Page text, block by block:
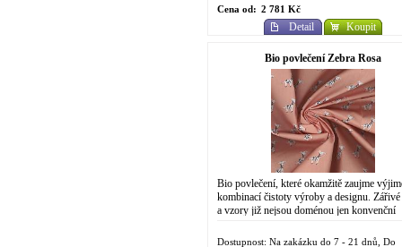
Cena od: 2 781 Kč
Detail Koupit
Bio povlečení Zebra Rosa
Bio povlečení, které okamžitě zaujme
kombinací čistoty výroby a designu.
a vzory již nejsou doménou jen konvenční
propracovaného...
Dostupnost: Na zakázku do 7 - 21 dnů, Do